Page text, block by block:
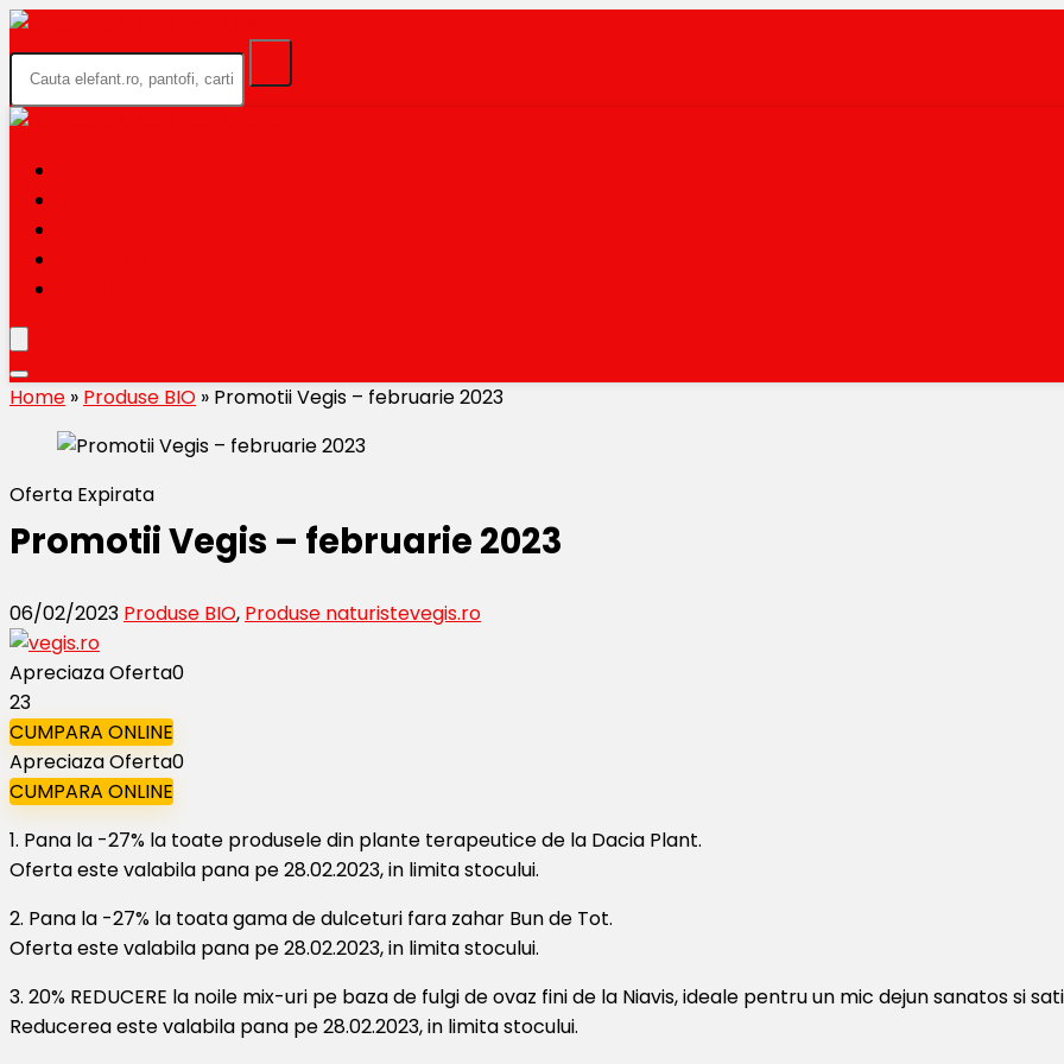
Home » Produse BIO » Promotii Vegis – februarie 2023
Oferta Expirata
Promotii Vegis – februarie 2023
06/02/2023 Produse BIO, Produse naturistevegis.ro
Apreciaza Oferta0
23
CUMPARA ONLINE
Apreciaza Oferta0
CUMPARA ONLINE
1. Pana la -27% la toate produsele din plante terapeutice de la Dacia Plant.
Oferta este valabila pana pe 28.02.2023, in limita stocului.
2. Pana la -27% la toata gama de dulceturi fara zahar Bun de Tot.
Oferta este valabila pana pe 28.02.2023, in limita stocului.
3. 20% REDUCERE la noile mix-uri pe baza de fulgi de ovaz fini de la Niavis, ideale pentru un mic dejun sanatos si
Reducerea este valabila pana pe 28.02.2023, in limita stocului.